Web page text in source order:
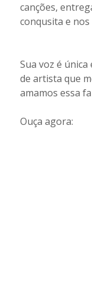
canções,
conqusita e
Sua voz é
de artista que
amamos essa
Ouça agora: